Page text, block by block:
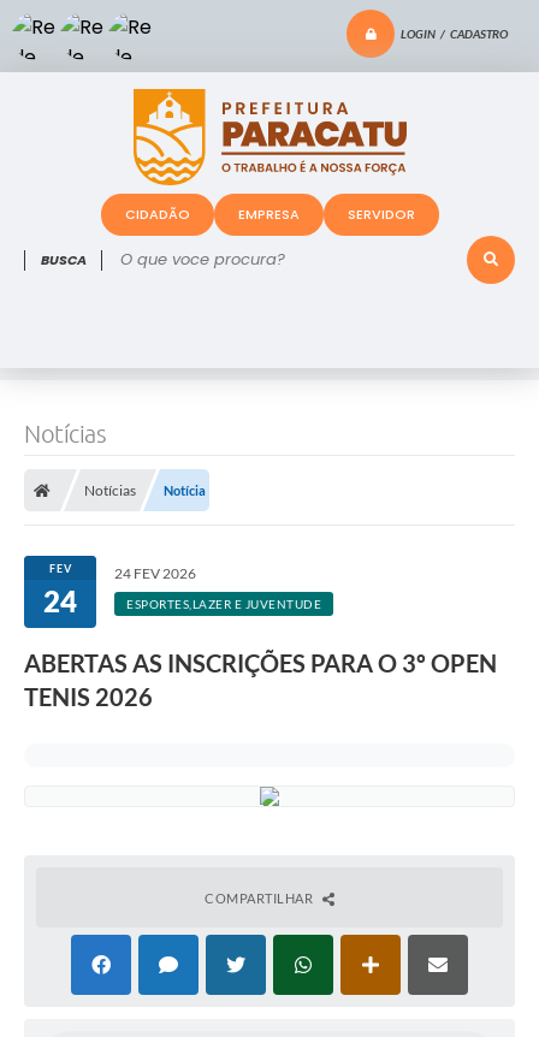
LOGIN / CADASTRO
O que voce procura?
CIDADÃO EMPRESA SERVIDOR
Notícias
Notícias Notícia
FEV
24
24 FEV 2026
ESPORTES,LAZER E JUVENTUDE
ABERTAS AS INSCRIÇÕES PARA O 3º OPEN
TENIS 2026
COMPARTILHAR